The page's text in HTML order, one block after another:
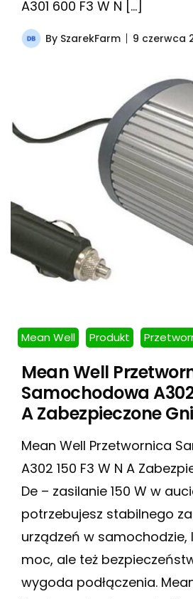
A301 600 F3 W N […]
By SzarekFarm 9 czerwca
Mean Well Produkt
Mean Well
Samochodowa A302
A Zabezpieczone
Mean Well Przetwornica
A302 150 F3 W N A
De – zasilanie 150 W w
potrzebujesz stabilnego
urządzeń w samochodzie,
moc, ale też
wygoda podłączenia.